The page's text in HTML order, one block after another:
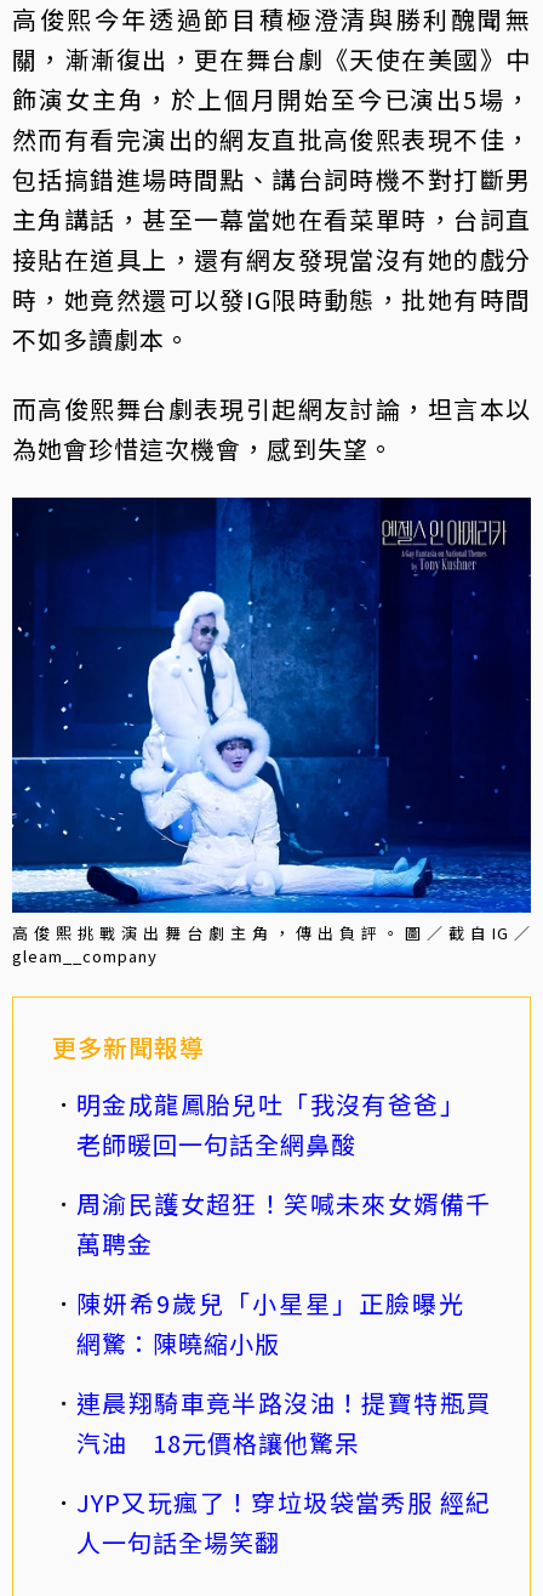
高俊熙今年透過節目積極澄清與勝利醜聞無
關，漸漸復出，更在舞台劇《天使在美國》中
飾演女主角，於上個月開始至今已演出5場，
然而有看完演出的網友直批高俊熙表現不佳，
包括搞錯進場時間點、講台詞時機不對打斷男
主角講話，甚至一幕當她在看菜單時，台詞直
接貼在道具上，還有網友發現當沒有她的戲分
時，她竟然還可以發IG限時動態，批她有時間
不如多讀劇本。
而高俊熙舞台劇表現引起網友討論，坦言本以
為她會珍惜這次機會，感到失望。
高俊熙挑戰演出舞台劇主角，傳出負評。圖／截自IG／
gleam__company
更多新聞報導
明金成龍鳳胎兒吐「我沒有爸爸」
老師暖回一句話全網鼻酸
周渝民護女超狂！笑喊未來女婿備千
萬聘金
陳妍希9歲兒「小星星」正臉曝光
網驚：陳曉縮小版
連晨翔騎車竟半路沒油！提寶特瓶買
汽油 18元價格讓他驚呆
JYP又玩瘋了！穿垃圾袋當秀服 經紀
人一句話全場笑翻